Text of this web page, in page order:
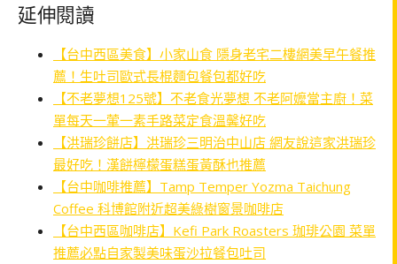
延伸閱讀
【台中西區美食】小家山食 隱身老宅二樓網美早午餐推
薦！生吐司歐式長棍麵包餐包都好吃
【不老夢想125號】不老食光夢想 不老阿嬤當主廚！菜
單每天一葷一素手路菜定食溫馨好吃
【洪瑞珍餅店】洪瑞珍三明治中山店 網友說這家洪瑞珍
最好吃！漢餅檸檬蛋糕蛋黃酥也推薦
【台中咖啡推薦】Tamp Temper Yozma Taichung
Coffee 科博館附近超美綠樹窗景咖啡店
【台中西區咖啡店】Kefi Park Roasters 珈琲公園 菜單
推薦必點自家製美味蛋沙拉餐包吐司